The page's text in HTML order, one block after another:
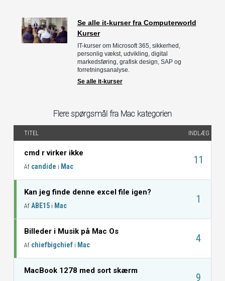
Se alle it-kurser fra Computerworld
Kurser
IT-kurser om Microsoft 365, sikkerhed,
personlig vækst, udvikling, digital
markedsføring, grafisk design, SAP og
forretningsanalyse.
Se alle it-kurser
Flere spørgsmål fra Mac kategorien
TITEL INDLÆG
cmd r virker ikke
Af candide i Mac
11
Kan jeg finde denne excel file igen?
Af ABE15 i Mac
1
Billeder i Musik på Mac Os
Af chiefbigchief i Mac
4
MacBook 1278 med sort skærm
9